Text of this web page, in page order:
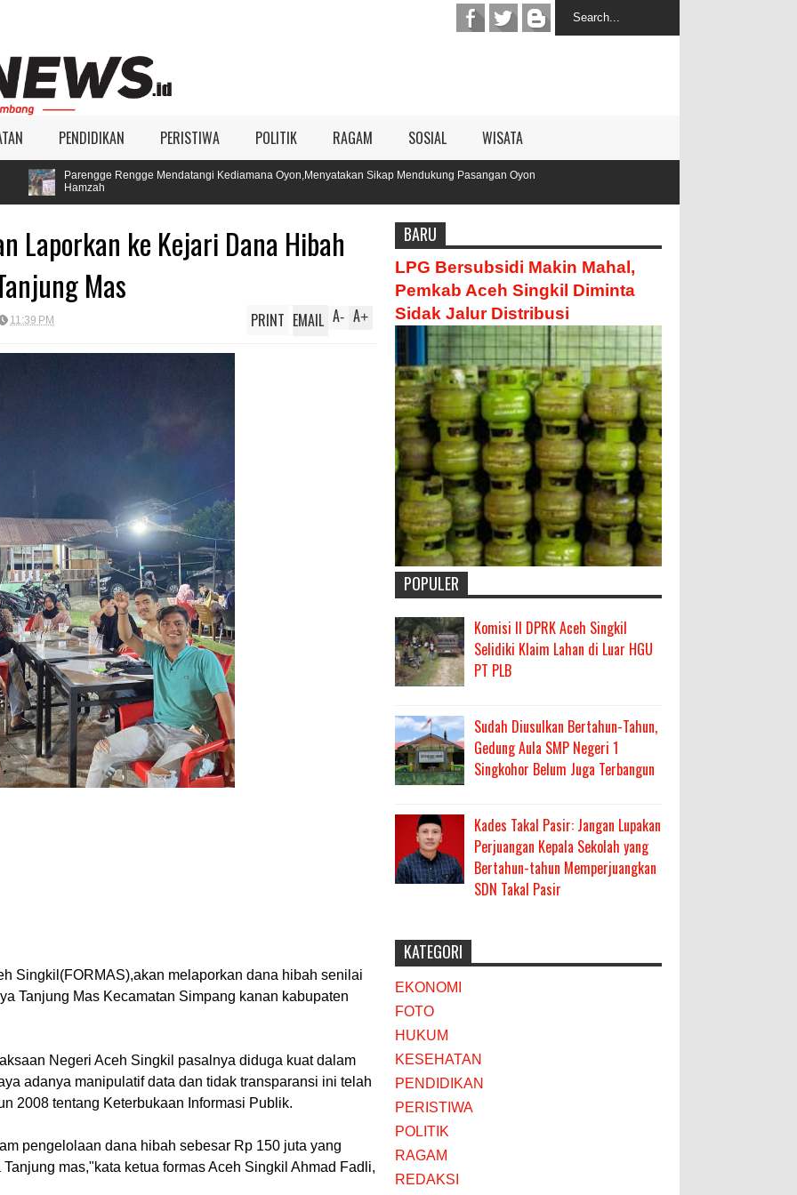
PENDIDIKAN PERISTIWA POLITIK RAGAM SOSIAL WISATA
Mendatangi Kediamana Oyon,Menyatakan Sikap Mendukung Pasangan Oyon
Laporkan ke Kejari Dana Hibah
Mas
11:39 PM A+
A-
PRINT EMAIL
Singkil(FORMAS),akan melaporkan dana hibah senilai
Tanjung Mas Kecamatan Simpang kanan kabupaten
Negeri Aceh Singkil pasalnya diduga kuat dalam
adanya manipulatif data dan tidak transparansi ini telah
2008 tentang Keterbukaan Informasi Publik.
pengelolaan dana hibah sebesar Rp 150 juta yang
mas,"kata ketua formas Aceh Singkil Ahmad Fadli,
BARU
LPG Bersubsidi Makin Mahal,
Pemkab Aceh Singkil Diminta
Sidak Jalur Distribusi
POPULER
Komisi II DPRK Aceh Singkil
Selidiki Klaim Lahan di Luar HGU
PT PLB
Sudah Diusulkan Bertahun-Tahun,
Gedung Aula SMP Negeri 1
Singkohor Belum Juga Terbangun
Kades Takal Pasir: Jangan Lupakan
Perjuangan Kepala Sekolah yang
Bertahun-tahun Memperjuangkan
SDN Takal Pasir
KATEGORI
EKONOMI
FOTO
HUKUM
KESEHATAN
PENDIDIKAN
PERISTIWA
POLITIK
RAGAM
REDAKSI